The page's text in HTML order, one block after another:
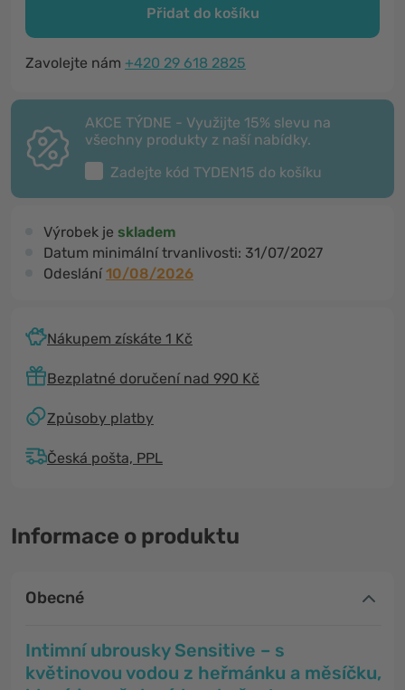
Přidat do košíku
Zavolejte nám +420 29 618 2825
AKCE TÝDNE - Využijte 15% slevu na
všechny produkty z naší nabídky.
Zadejte kód TYDEN15 do košíku
Výrobek je skladem
Datum minimální trvanlivosti: 31/07/2027
Odeslání10/08/2026
Nákupem získáte 1 Kč
Bezplatné doručení nad 990 Kč
Způsoby platby
Česká pošta, PPL
Informace o produktu
Obecné
Intimní ubrousky Sensitive – s
květinovou vodou z heřmánku a měsíčku,